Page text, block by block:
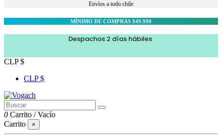
Envíos a todo chile
MÍNIMO DE COMPRAS $49.990
Despachos 2 días hábiles
CLP $
CLP $
0 Carrito /Vacío
Carrito
×